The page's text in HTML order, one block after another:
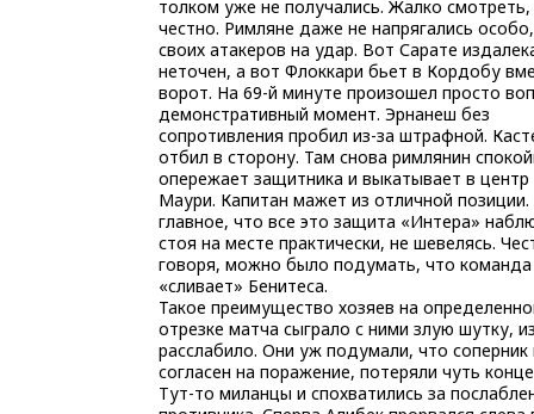
толком уже не получались. Жалко смотреть,
честно. Римляне даже не напрягались
своих атакеров на удар. Вот Сарате
неточен, а вот Флоккари бьет в Кордобу
ворот. На 69-й минуте произошел просто
демонстративный момент. Эрнанеш без
сопротивления пробил из-за штрафной.
отбил в сторону. Там снова римлянин
опережает защитника и выкатывает в
Маури. Капитан мажет из отличной
главное, что все это защита «Интера»
стоя на месте практически, не шевелясь.
говоря, можно было подумать, что команда
«сливает» Бенитеса.
Такое преимущество хозяев на
отрезке матча сыграло с ними злую шутку,
расслабило. Они уж подумали, что соперник
согласен на поражение, потеряли чуть
Тут-то миланцы и спохватились за